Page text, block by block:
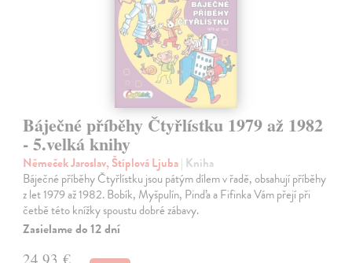
Báječné příběhy Čtyřlístku 1979 až 1982
- 5.velká knihy
Němeček Jaroslav, Štíplová Ljuba| Kniha
Báječné příběhy Čtyřlístku jsou pátým dílem v řadě, obsahují příběhy
z let 1979 až 1982. Bobík, Myšpulín, Pinďa a Fifinka Vám přejí při
četbě této knížky spoustu dobré zábavy.
Zasielame do 12 dní
24,93 €